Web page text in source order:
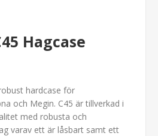
Hagcase
hardcase för
och Megin. C45 är tillverkad i
med robusta och
varav ett är låsbart samt ett